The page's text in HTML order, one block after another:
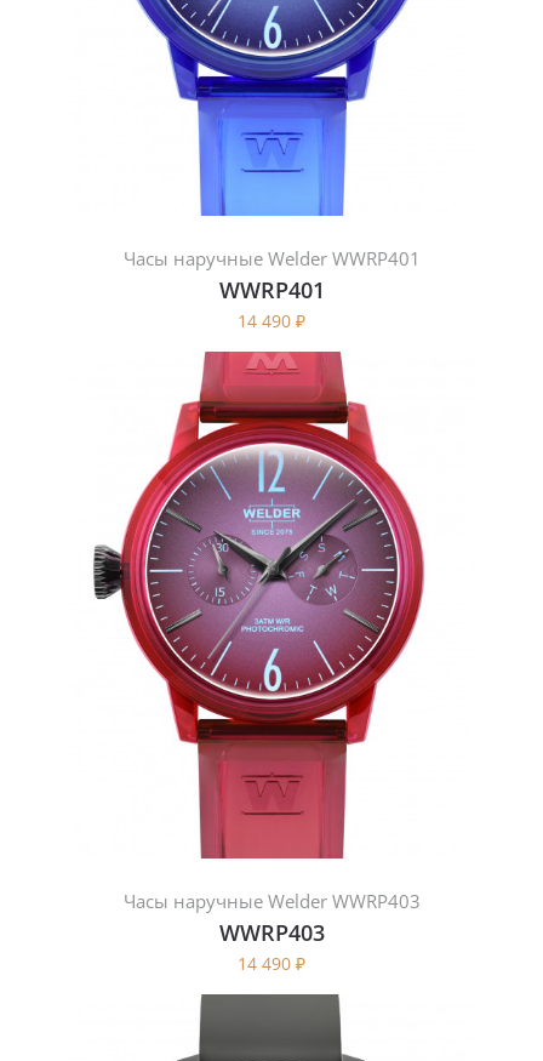
Часы наручные Welder WWRP401
WWRP401
14 490 ₽
Часы наручные Welder WWRP403
WWRP403
14 490 ₽